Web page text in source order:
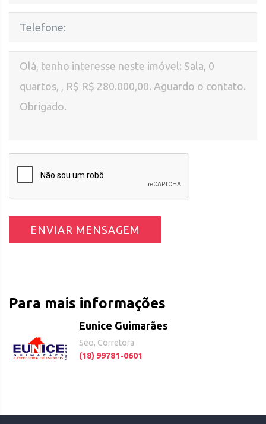
ENVIAR MENSAGEM
Para mais informações
Eunice Guimarães
Seo, Corretora
(18) 99781-0601